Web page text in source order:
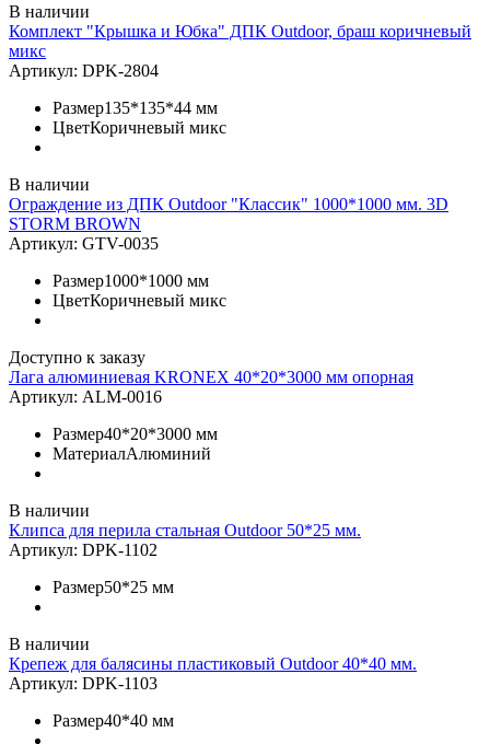
В наличии
Комплект "Крышка и Юбка" ДПК Outdoor, браш коричневый
микс
Артикул: DPK-2804
Размер135*135*44 мм
ЦветКоричневый микс
В наличии
Ограждение из ДПК Outdoor "Классик" 1000*1000 мм. 3D
STORM BROWN
Артикул: GTV-0035
Размер1000*1000 мм
ЦветКоричневый микс
Доступно к заказу
Лага алюминиевая KRONEX 40*20*3000 мм опорная
Артикул: ALM-0016
Размер40*20*3000 мм
МатериалАлюминий
В наличии
Клипса для перила стальная Outdoor 50*25 мм.
Артикул: DPK-1102
Размер50*25 мм
В наличии
Крепеж для балясины пластиковый Outdoor 40*40 мм.
Артикул: DPK-1103
Размер40*40 мм